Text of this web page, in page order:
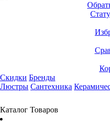
Скидки Бренды
Люстры Сантехника
Каталог Товаров